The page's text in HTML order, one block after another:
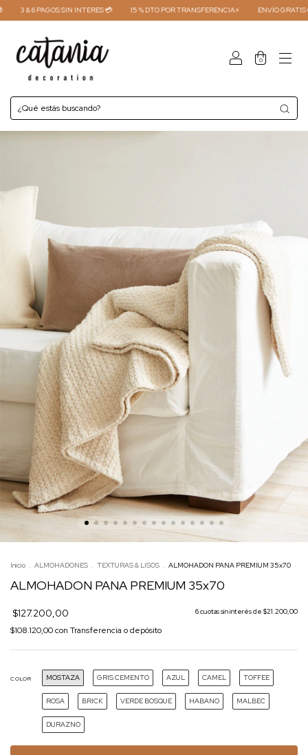
3 & 6 PAGOS SIN INTERES 💳 15 % DTO POR TRANSFERENCIA⚡ ENVÍO GRATIS
0
Inicio . ALMOHADONES . TEXTURAS & LISOS . ALMOHADON PANA PREMIUM 35x70
ALMOHADON PANA PREMIUM 35x70
$127.200,00 6cuotas sin interés de $21.200,00
$108.120,00con Transferencia o depósito
COLOR MOSTAZA GRIS CEMENTO AZUL CAMEL TOFFEE
ROSA BRICK VERDE BOSQUE HABANO MALBEC
DURAZNO